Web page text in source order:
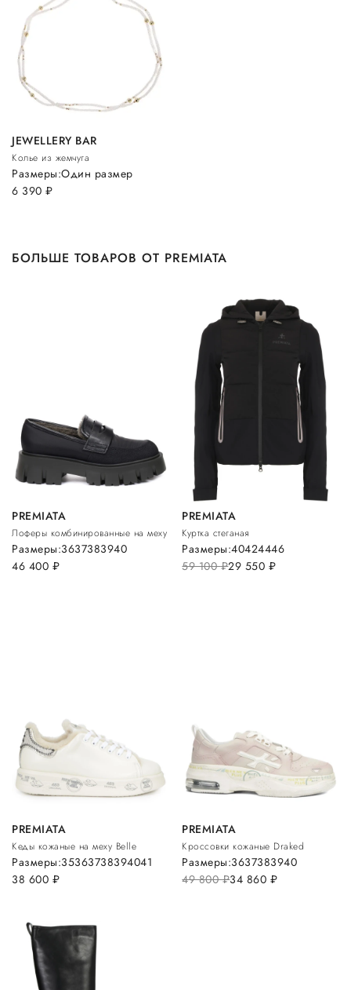
JEWELLERY BAR
Колье из жемчуга
6 390 руб.
Размеры:Один размер
БОЛЬШЕ ТОВАРОВ ОТ PREMIATA
PREMIATA
Лоферы комбинированные на меху
46 400 руб.
Размеры:3637383940
PREMIATA
Куртка стеганая
59 100руб.29 550 руб.
Размеры:40424446
PREMIATA
Кеды кожаные на меху Belle
38 600 руб.
Размеры:35363738394041
PREMIATA
Кроссовки кожаные Draked
49 800руб.34 860 руб.
Размеры:3637383940